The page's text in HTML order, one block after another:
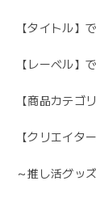
【タイトル】
【レーベル】
【商品カテゴ
【クリエイタ
～推し活グッ